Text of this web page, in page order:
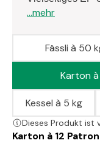
...mehr
Karton à 12
Dieses Produkt ist
Fässli à 50
Karton
Kessel à 5 kg